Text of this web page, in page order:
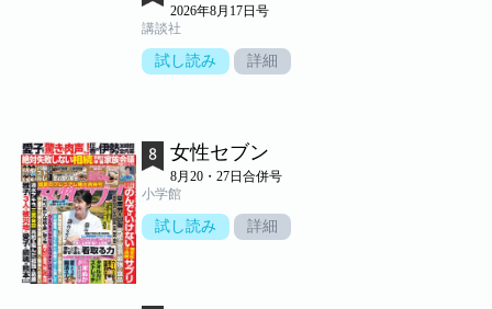
2026年8月17日号
講談社
試し読み 詳細
女性セブン
8月20・27日合併号
小学館
試し読み 詳細